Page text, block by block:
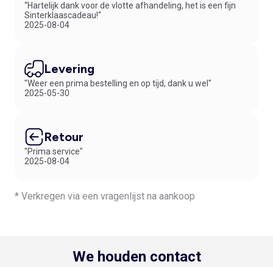
“Hartelijk dank voor de vlotte afhandeling, het is een fijn
Sinterklaascadeau!“
2025-08-04
Levering
"Weer een prima bestelling en op tijd, dank u wel"
2025-05-30
Retour
"Prima service"
2025-08-04
* Verkregen via een vragenlijst na aankoop
We houden contact